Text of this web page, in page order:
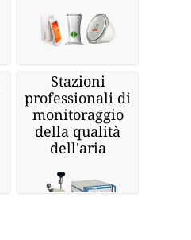
Stazioni
professionali di
monitoraggio
della qualità
dell'aria